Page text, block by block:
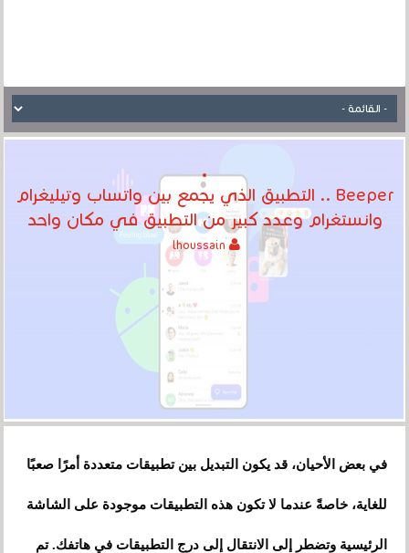
Beeper .. التطبيق الذي يجمع بين واتساب وتيليغرام
وانستغرام وعدد كبير من التطبيق في مكان واحد
في بعض الأحيان، قد يكون التبديل بين تطبيقات متعددة أمرًا صعبًا
للغاية، خاصةً عندما لا تكون هذه التطبيقات موجودة على الشاشة
الرئيسية وتضطر إلى الانتقال إلى درج التطبيقات في هاتفك. تم